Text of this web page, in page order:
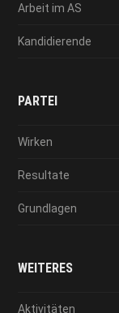
Arbeit im AS
Kandidierende
PARTEI
Wirken
Resultate
Grundlagen
WEITERES
Aktivitäten